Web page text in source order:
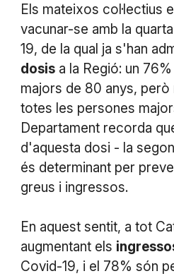
Els mateixos col·lectius
vacunar-se amb la
19, de la qual ja s'han
dosisa la Regió: un
majors de 80 anys,
totes les persones
Departament recorda
d'aquesta dosi - la
és determinant per
greus i ingressos.
En aquest sentit, a tot
augmentant els
Covid-19, i el 78% són